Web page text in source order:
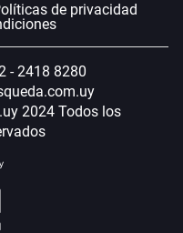
de privacidad
- 2418 8280
2024 Todos los